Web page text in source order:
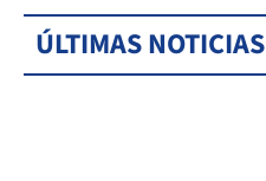
ÚLTIMAS NOTICIAS